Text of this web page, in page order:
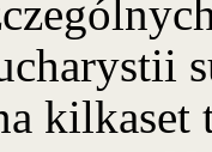
kilkaset